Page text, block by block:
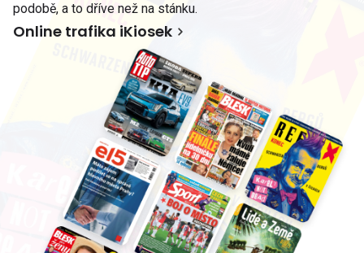
podobě, a to dříve než na stánku.
Online trafika iKiosek